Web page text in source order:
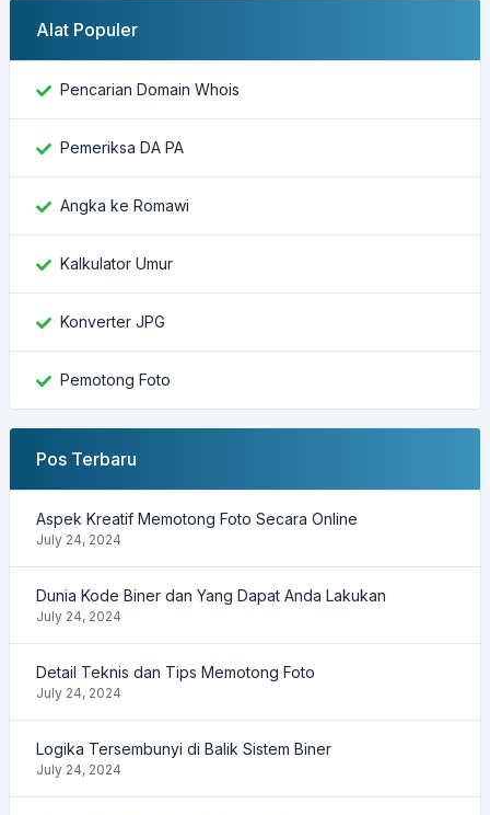
Alat Populer
Pencarian Domain Whois
Pemeriksa DA PA
Angka ke Romawi
Kalkulator Umur
Konverter JPG
Pemotong Foto
Pos Terbaru
Aspek Kreatif Memotong Foto Secara Online
July 24, 2024
Dunia Kode Biner dan Yang Dapat Anda Lakukan
July 24, 2024
Detail Teknis dan Tips Memotong Foto
July 24, 2024
Logika Tersembunyi di Balik Sistem Biner
July 24, 2024